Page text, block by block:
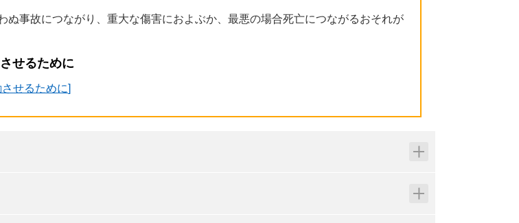
ぬ事故につながり、重大な傷害におよぶか、最悪の場合死亡につながるおそれが
せるために
せるために